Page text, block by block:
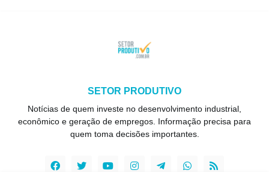
SETOR PRODUTIVO
Notícias de quem investe no desenvolvimento industrial,
econômico e geração de empregos. Informação precisa para
quem toma decisões importantes.